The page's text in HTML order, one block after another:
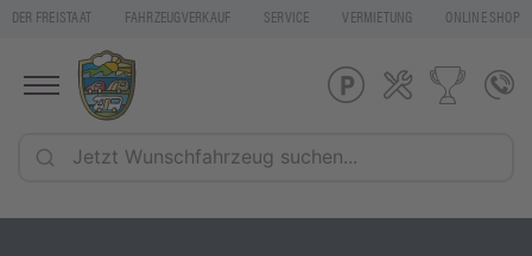
DER FREISTAAT FAHRZEUGVERKAUF SERVICE VERMIETUNG ONLINE SHOP